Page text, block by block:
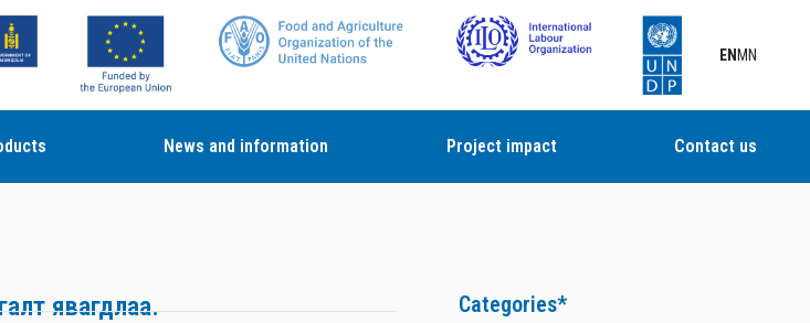
EN MN
News and information Project impact Contact us
Categories*
явагдлаа.